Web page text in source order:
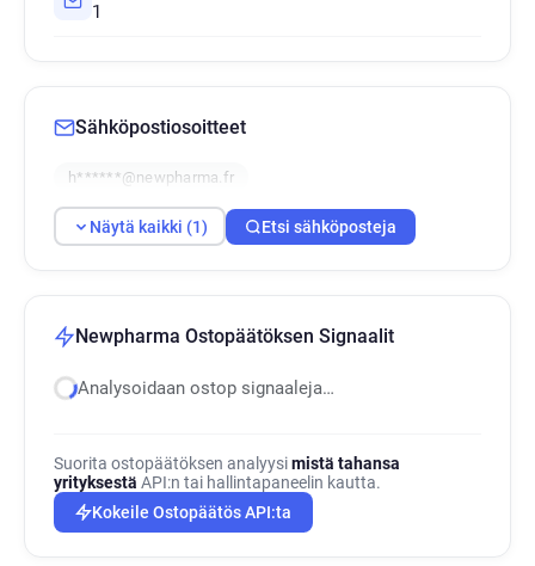
1
Sähköpostiosoitteet
h******@newpharma.fr
Näytä kaikki (1) Etsi sähköposteja
Newpharma Ostopäätöksen Signaalit
Analysoidaan ostop signaaleja…
Suorita ostopäätöksen analyysimistä tahansa
yrityksestä API:n tai hallintapaneelin kautta.
Kokeile Ostopäätös API:ta